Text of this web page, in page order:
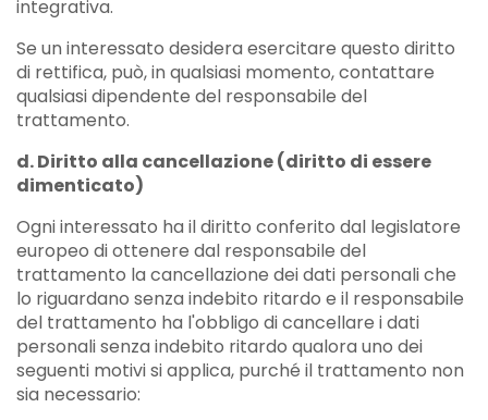
integrativa.
Se un interessato desidera esercitare questo diritto
di rettifica, può, in qualsiasi momento, contattare
qualsiasi dipendente del responsabile del
trattamento.
d. Diritto alla cancellazione (diritto di essere
dimenticato)
Ogni interessato ha il diritto conferito dal legislatore
europeo di ottenere dal responsabile del
trattamento la cancellazione dei dati personali che
lo riguardano senza indebito ritardo e il responsabile
del trattamento ha l'obbligo di cancellare i dati
personali senza indebito ritardo qualora uno dei
seguenti motivi si applica, purché il trattamento non
sia necessario: